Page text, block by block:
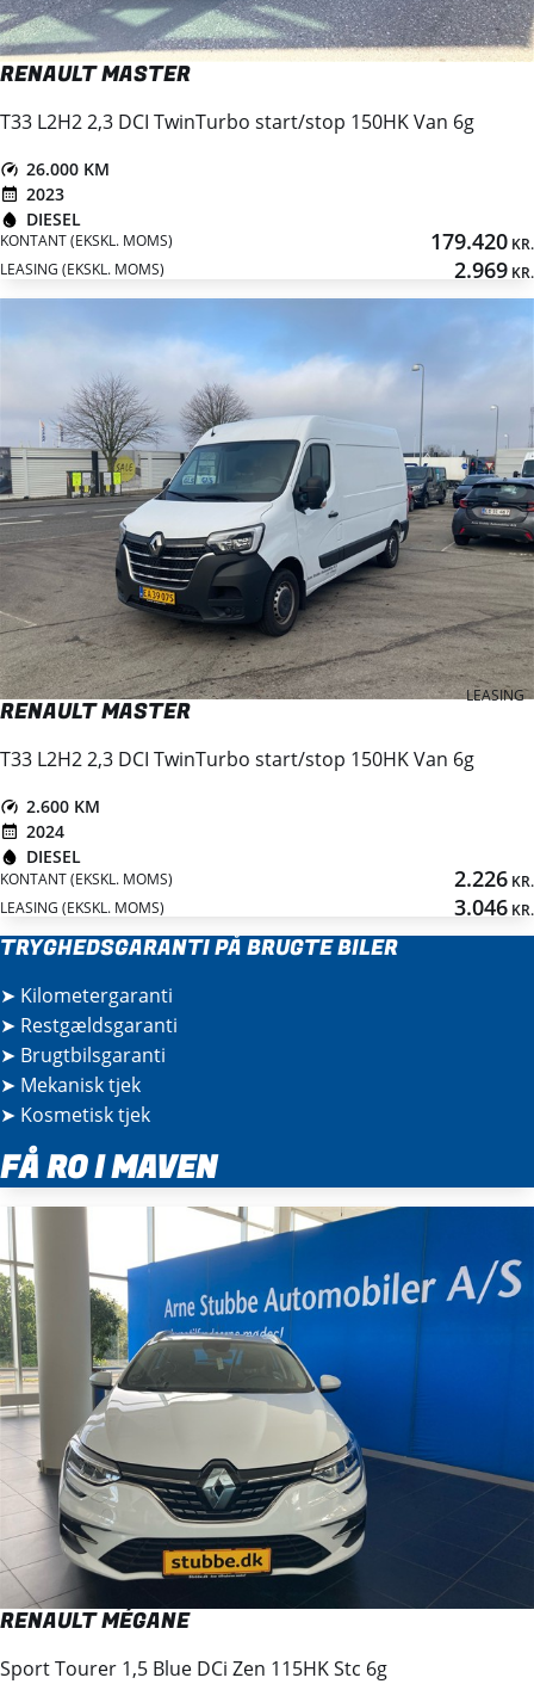
RENAULT MASTER
T33 L2H2 2,3 DCI TwinTurbo start/stop 150HK Van 6g
26.000 KM
2023
DIESEL
KONTANT (EKSKL. MOMS) 179.420 KR.
LEASING (EKSKL. MOMS)
2.969 KR.
LEASING
RENAULT MASTER
T33 L2H2 2,3 DCI TwinTurbo start/stop 150HK Van 6g
2.600 KM
2024
DIESEL
KONTANT (EKSKL. MOMS) 2.226 KR.
LEASING (EKSKL. MOMS)
3.046 KR.
TRYGHEDSGARANTI PÅ BRUGTE BILER
➤ Kilometergaranti
➤ Restgældsgaranti
➤ Brugtbilsgaranti
➤ Mekanisk tjek
➤ Kosmetisk tjek
FÅ RO I MAVEN
RENAULT MÉGANE
Sport Tourer 1,5 Blue DCi Zen 115HK Stc 6g